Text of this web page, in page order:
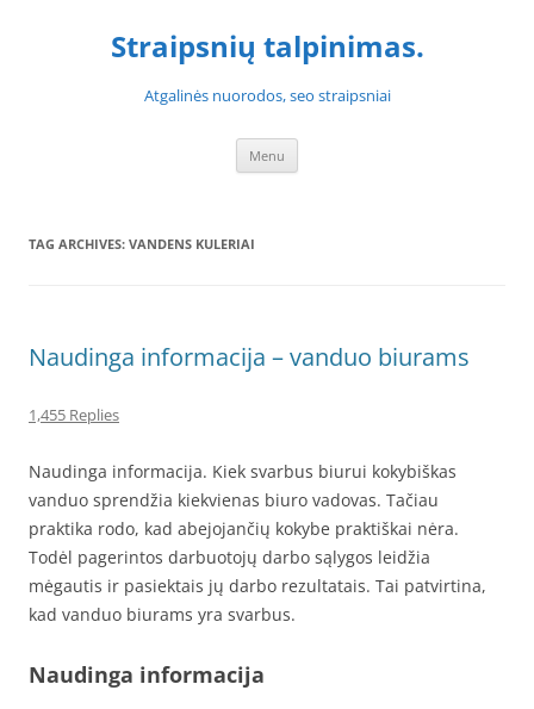
Straipsnių talpinimas.
Atgalinės nuorodos, seo straipsniai
Menu
TAG ARCHIVES: VANDENS KULERIAI
Naudinga informacija – vanduo biurams
1,455 Replies
Naudinga informacija. Kiek svarbus biurui kokybiškas
vanduo sprendžia kiekvienas biuro vadovas. Tačiau
praktika rodo, kad abejojančių kokybe praktiškai nėra.
Todėl pagerintos darbuotojų darbo sąlygos leidžia
mėgautis ir pasiektais jų darbo rezultatais. Tai patvirtina,
kad vanduo biurams yra svarbus.
Naudinga informacija